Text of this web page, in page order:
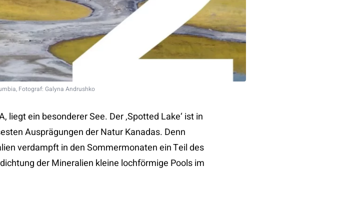
Fotograf: Galyna Andrushko
liegt ein besonderer See. Der ‚Spotted Lake‘ ist in
Ausprägungen der Natur Kanadas. Denn
verdampft in den Sommermonaten ein Teil des
der Mineralien kleine lochförmige Pools im